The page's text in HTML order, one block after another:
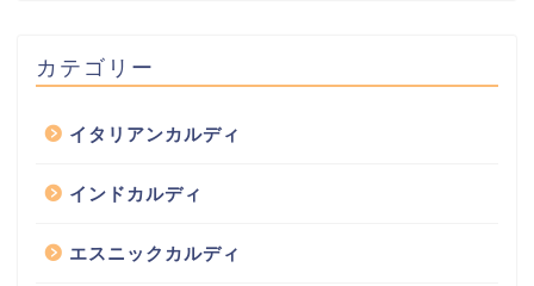
カテゴリー
イタリアンカルディ
インドカルディ
エスニックカルディ